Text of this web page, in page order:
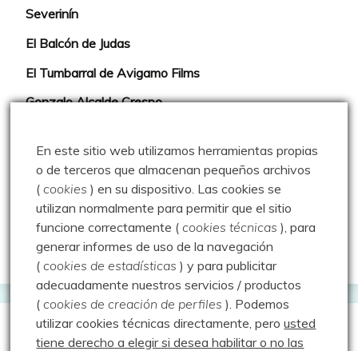
Severinín
El Balcón de Judas
El Tumbarral de Avigamo Films
Gonzalo Alcalde Crespo
Rutas y excursiones con niños
Valdeolea. Río Camesa, la vía azul
Aprendiz de sueños
Guías de Montaña
En este sitio web utilizamos herramientas propias
o de terceros que almacenan pequeños archivos
(cookies ) en su dispositivo. Las cookies se
utilizan normalmente para permitir que el sitio
funcione correctamente (cookies técnicas ), para
generar informes de uso de la navegación
(cookies de estadísticas ) y para publicitar
adecuadamente nuestros servicios / productos
(cookies de creación de perfiles ). Podemos
utilizar cookies técnicas directamente, perousted
tiene derecho a elegir si desea habilitar o no las